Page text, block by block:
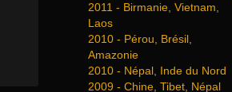
2011 - Birmanie, Vietnam,
Laos
2010 - Pérou, Brésil,
Amazonie
2010 - Népal, Inde du Nord
2009 - Chine, Tibet, Népal